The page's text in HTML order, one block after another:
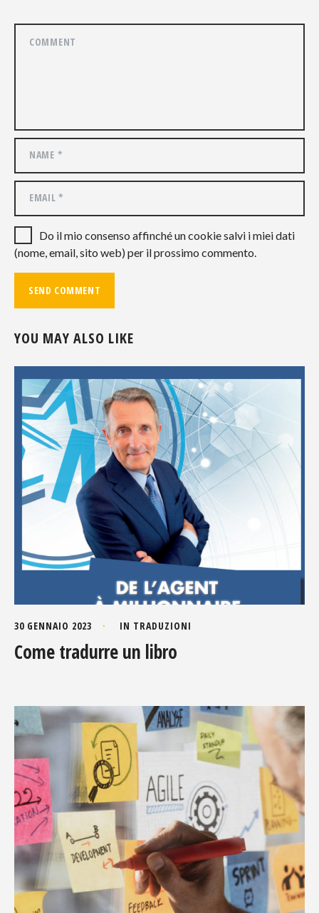
Do il mio consenso affinché un cookie salvi i miei dati
(nome, email, sito web) per il prossimo commento.
YOU MAY ALSO LIKE
30 GENNAIO 2023 IN TRADUZIONI
Come tradurre un libro